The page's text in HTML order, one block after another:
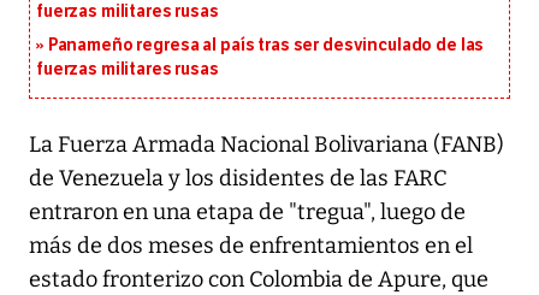
fuerzas militares rusas
Panameño regresa al país tras ser desvinculado de las
fuerzas militares rusas
La Fuerza Armada Nacional Bolivariana (FANB)
de Venezuela y los disidentes de las FARC
entraron en una etapa de "tregua", luego de
más de dos meses de enfrentamientos en el
estado fronterizo con Colombia de Apure, que